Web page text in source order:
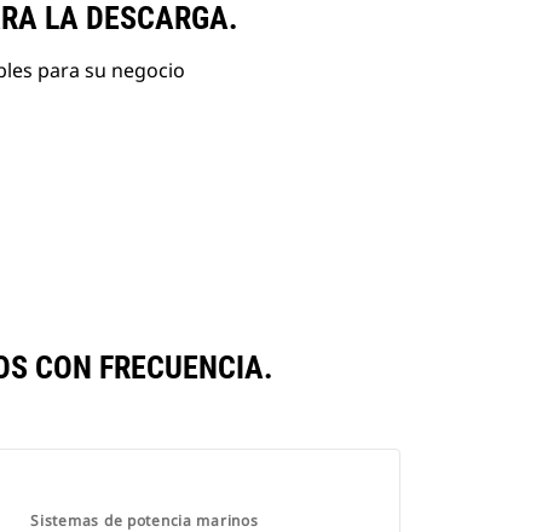
LA DESCARGA.
para su negocio
CON FRECUENCIA.
Sistemas de potencia marinos